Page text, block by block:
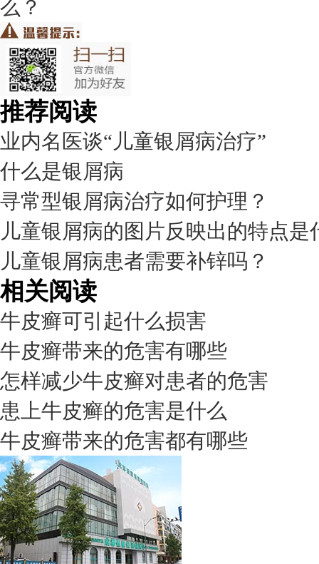
么？
推荐阅读
业内名医谈“儿童银屑病治疗”
什么是银屑病
寻常型银屑病治疗如何护理？
儿童银屑病的图片反映出的特点是
儿童银屑病患者需要补锌吗？
相关阅读
牛皮癣可引起什么损害
牛皮癣带来的危害有哪些
怎样减少牛皮癣对患者的危害
患上牛皮癣的危害是什么
牛皮癣带来的危害都有哪些